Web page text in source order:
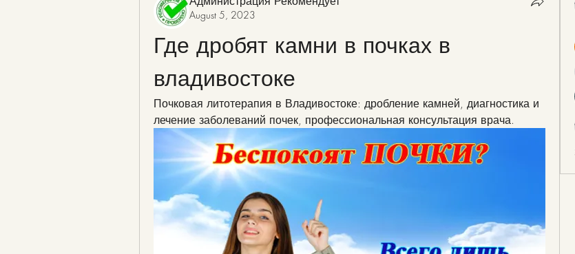
August 5, 2023
Где дробят камни в почках в
владивостоке
Почковая литотерапия в Владивостоке: дробление камней, диагностика и
лечение заболеваний почек, профессиональная консультация врача.